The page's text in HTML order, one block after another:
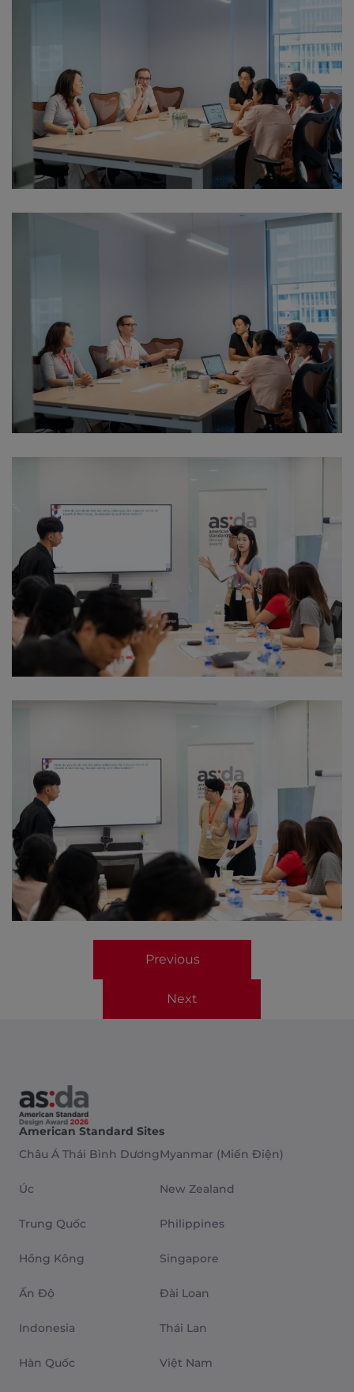
Previous
Next
American Standard Sites
Châu Á Thái Bình Dương
Úc
Trung Quốc
Hồng Kông
Ấn Độ
Indonesia
Hàn Quốc
Myanmar (Miến Điện)
New Zealand
Philippines
Singapore
Đài Loan
Thái Lan
Việt Nam